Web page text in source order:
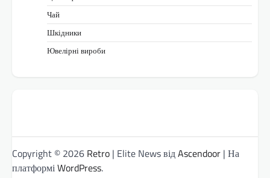
Чай
Шкідники
Ювелірні вироби
Copyright © 2026 Retro | Elite News відAscendoor | На
платформіWordPress.